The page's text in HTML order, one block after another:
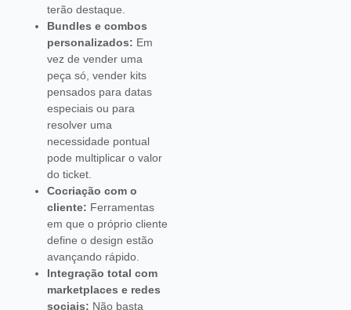
terão destaque.
Bundles e combos
personalizados: Em
vez de vender uma
peça só, vender kits
pensados para datas
especiais ou para
resolver uma
necessidade pontual
pode multiplicar o valor
do ticket.
Cocriação com o
cliente: Ferramentas
em que o próprio cliente
define o design estão
avançando rápido.
Integração total com
marketplaces e redes
sociais: Não basta